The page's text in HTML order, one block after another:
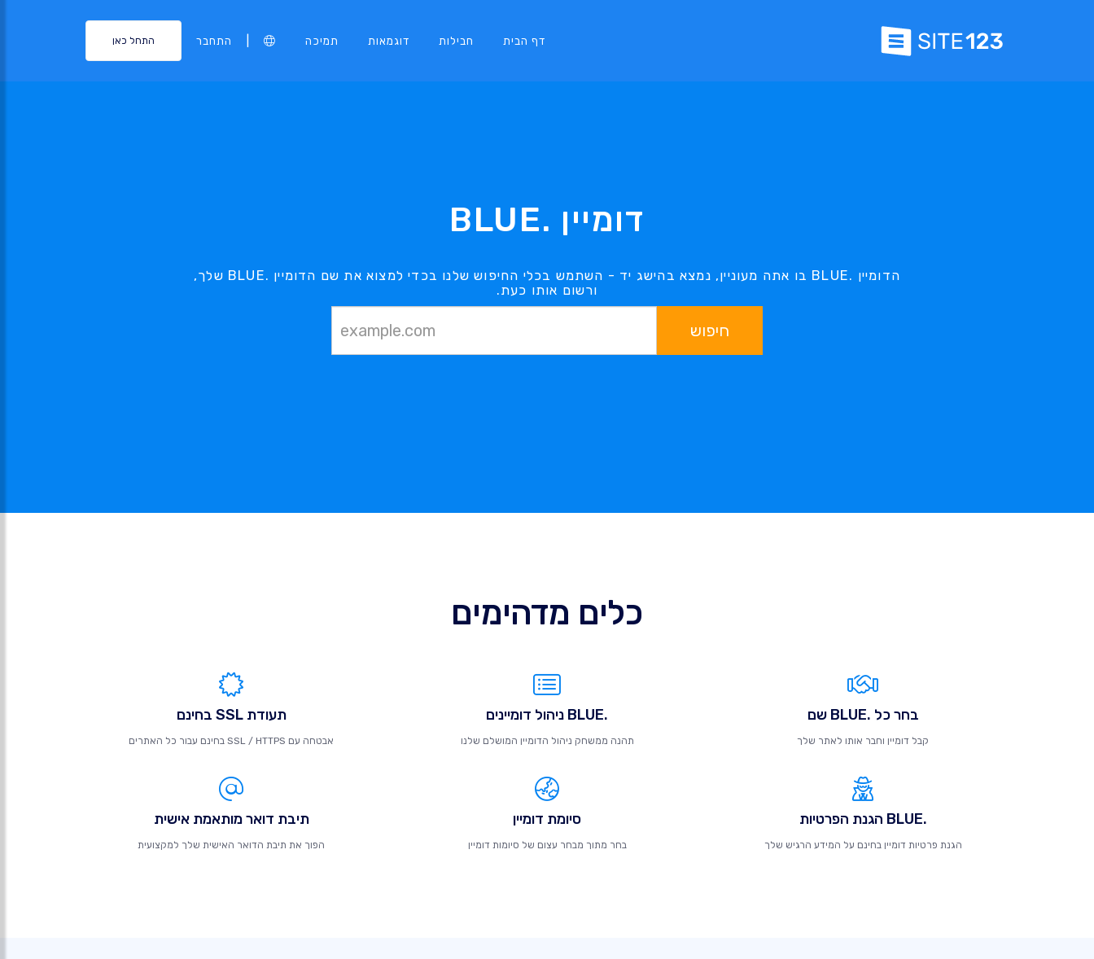
דף הבית חבילות דוגמאות תמיכה התחבר התחל כאן
דומיין .BLUE
הדומיין .BLUE בו אתה מעוניין, נמצא בהישג יד - השתמש בכלי החיפוש שלנו בכדי למצוא את שם הדומיין .BLUE שלך,
ורשום אותו כעת.
חיפוש
כלים מדהימים
בחר כל .BLUE שם
קבל דומיין וחבר אותו לאתר שלך
.BLUE ניהול דומיינים
תהנה ממשחק ניהול הדומיין המושלם שלנו
תעודת SSL בחינם
אבטחה עם SSL / HTTPS בחינם עבור כל האתרים
.BLUE הגנת הפרטיות
הגנת פרטיות דומיין בחינם על המידע הרגיש שלך
סיומת דומיין
בחר מתוך מבחר עצום של סיומות דומיין
תיבת דואר מותאמת אישית
הפוך את תיבת הדואר האישית שלך למקצועית